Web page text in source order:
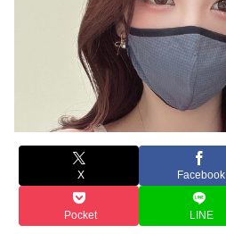
X Facebook
Pocket LINE